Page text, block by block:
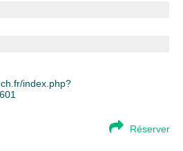
index.php?
Réserver